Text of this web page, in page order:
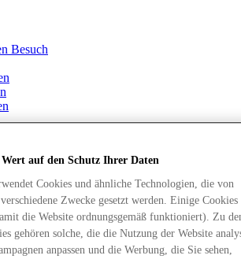
Besuch
auf den Schutz Ihrer Daten
Cookies und ähnliche Technologien, die von
Zwecke gesetzt werden. Einige Cookies
die Website ordnungsgemäß funktioniert). Zu
gehören solche, die die Nutzung der Website
anpassen und die Werbung, die Sie sehen,